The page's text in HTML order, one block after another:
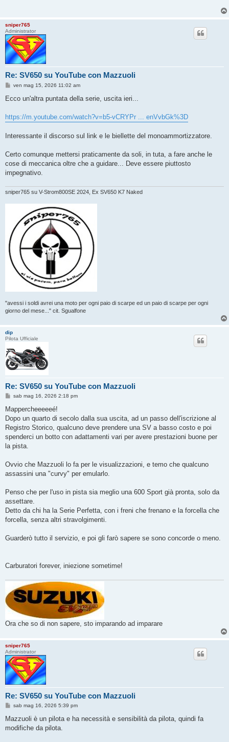
i
o
sniper765
Administrator
Re: SV650 su YouTube con Mazzuoli
M
s
g
g
o
ven mag 15, 2026 11:02 am
Ecco un'altra puntata della serie, uscita ieri...
https://m.youtube.com/watch?v=b5-vCRYPr ... enVvbGk%3D
Interessante il discorso sul link e le biellette del monoammortizzatore.
Certo comunque mettersi praticamente da soli, in tuta, a fare anche le
cose di meccanica oltre che a guidare... Deve essere piuttosto
impegnativo.
sniper765 su V-Strom800SE 2024, Ex SV650 K7 Naked
"avessi i soldi avrei una moto per ogni paio di scarpe ed un paio di scarpe per ogni
giorno del mese..." cit. Sgualfone
dip
Pilota Ufficiale
Re: SV650 su YouTube con Mazzuoli
M
s
a
g
g
i
o
sab mag 16, 2026 2:18 pm
Mappercheeeeeé!
Dopo un quarto di secolo dalla sua uscita, ad un passo dell'iscrizione al
Registro Storico, qualcuno deve prendere una SV a basso costo e poi
spenderci un botto con adattamenti vari per avere prestazioni buone per
la pista.
Ovvio che Mazzuoli lo fa per le visualizzazioni, e temo che qualcuno
assassini una "curvy" per emularlo.
Penso che per l'uso in pista sia meglio una 600 Sport già pronta, solo da
assettare.
Detto da chi ha la Serie Perfetta, con i freni che frenano e la forcella che
forcella, senza altri stravolgimenti.
Guarderò tutto il servizio, e poi gli farò sapere se sono concorde o meno.
Carburatori forever, iniezione sometime!
Ora che so di non sapere, sto imparando ad imparare
sniper765
Administrator
Re: SV650 su YouTube con Mazzuoli
M
s
a
sab mag 16, 2026 5:39 pm
Mazzuoli è un pilota e ha necessità e sensibilità da pilota, quindi fa
modifiche da pilota.